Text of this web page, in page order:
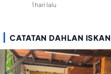
1 hari lalu
CATATAN DAHLAN ISKAN